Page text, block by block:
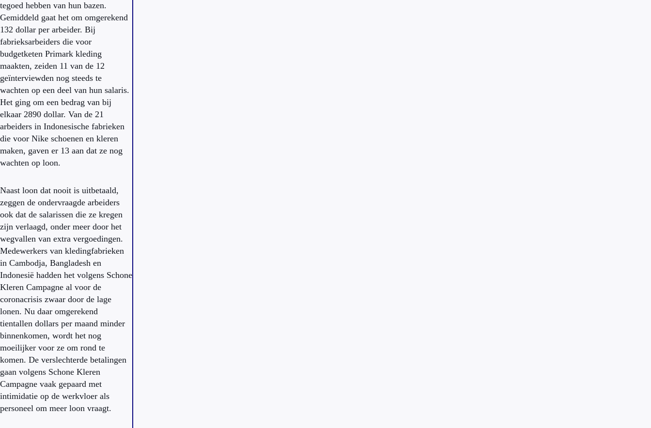
tegoed hebben van hun bazen.
Gemiddeld gaat het om omgerekend
132 dollar per arbeider. Bij
fabrieksarbeiders die voor
budgetketen Primark kleding
maakten, zeiden 11 van de 12
geïnterviewden nog steeds te
wachten op een deel van hun salaris.
Het ging om een bedrag van bij
elkaar 2890 dollar. Van de 21
arbeiders in Indonesische fabrieken
die voor Nike schoenen en kleren
maken, gaven er 13 aan dat ze nog
wachten op loon.
Naast loon dat nooit is uitbetaald,
zeggen de ondervraagde arbeiders
ook dat de salarissen die ze kregen
zijn verlaagd, onder meer door het
wegvallen van extra vergoedingen.
Medewerkers van kledingfabrieken
in Cambodja, Bangladesh en
Indonesië hadden het volgens Schone
Kleren Campagne al voor de
coronacrisis zwaar door de lage
lonen. Nu daar omgerekend
tientallen dollars per maand minder
binnenkomen, wordt het nog
moeilijker voor ze om rond te
komen. De verslechterde betalingen
gaan volgens Schone Kleren
Campagne vaak gepaard met
intimidatie op de werkvloer als
personeel om meer loon vraagt.